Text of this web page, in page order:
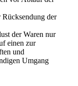
Rücksendung der
der Waren nur
einen zur
und
Umgang